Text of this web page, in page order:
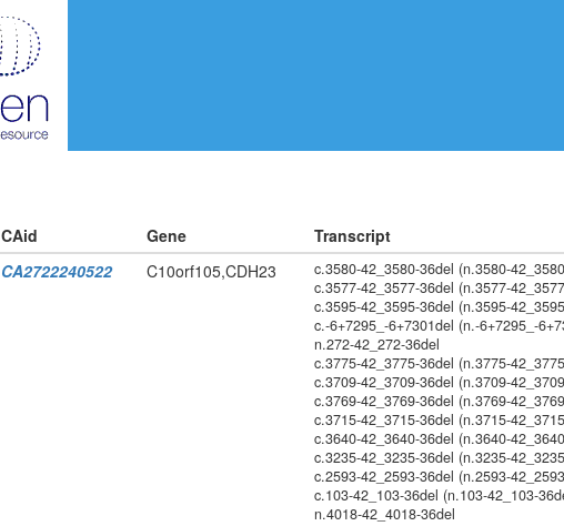
CAid Gene Transcript
CA2722240522 C10orf105,CDH23
c.3580-42_3580-36del (n.3580-
c.3577-42_3577-36del (n.3577-
c.3595-42_3595-36del (n.3595-
c.-6+7295_-6+7301del (n.-6+7295_-
n.272-42_272-36del
c.3775-42_3775-36del (n.3775-
c.3709-42_3709-36del (n.3709-
c.3769-42_3769-36del (n.3769-
c.3715-42_3715-36del (n.3715-
c.3640-42_3640-36del (n.3640-
c.3235-42_3235-36del (n.3235-
c.2593-42_2593-36del (n.2593-
c.103-42_103-36del (n.103-42_103-
n.4018-42_4018-36del